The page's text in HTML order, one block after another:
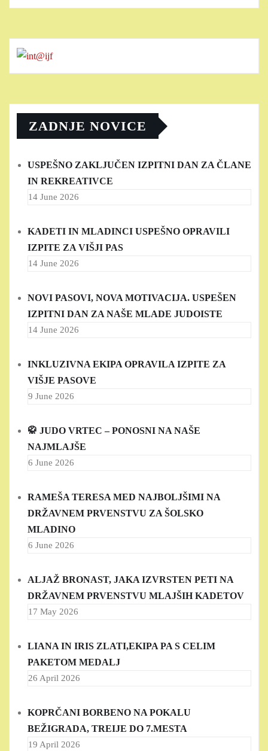
ZADNJE NOVICE
USPEŠNO ZAKLJUČEN IZPITNI DAN ZA ČLANE
IN REKREATIVCE
14 June 2026
KADETI IN MLADINCI USPEŠNO OPRAVILI
IZPITE ZA VIŠJI PAS
14 June 2026
NOVI PASOVI, NOVA MOTIVACIJA. USPEŠEN
IZPITNI DAN ZA NAŠE MLADE JUDOISTE
14 June 2026
INKLUZIVNA EKIPA OPRAVILA IZPITE ZA
VIŠJE PASOVE
9 June 2026
🥋 JUDO VRTEC – PONOSNI NA NAŠE
NAJMLAJŠE
6 June 2026
RAMEŠA TERESA MED NAJBOLJŠIMI NA
DRŽAVNEM PRVENSTVU ZA ŠOLSKO
MLADINO
6 June 2026
ALJAŽ BRONAST, JAKA IZVRSTEN PETI NA
DRŽAVNEM PRVENSTVU MLAJŠIH KADETOV
17 May 2026
LIANA IN IRIS ZLATI,EKIPA PA S CELIM
PAKETOM MEDALJ
26 April 2026
KOPRČANI BORBENO NA POKALU
BEŽIGRADA, TREIJE DO 7.MESTA
19 April 2026